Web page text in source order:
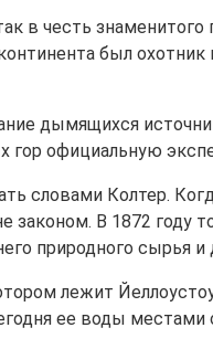
в честь
был
дымящихся
гор официальную
словами Колтер.
законом. В 1872 году
природного сырья
лежит
ее воды